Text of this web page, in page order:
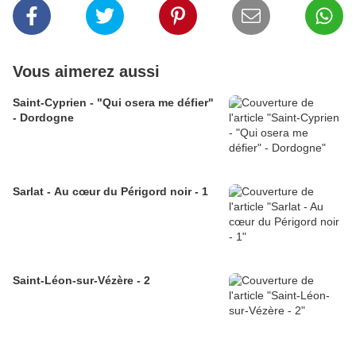
Vous aimerez aussi
Saint-Cyprien - "Qui osera me défier"
- Dordogne
Sarlat - Au cœur du Périgord noir - 1
Saint-Léon-sur-Vézère - 2